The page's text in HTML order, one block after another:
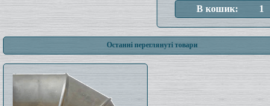
Останні переглянуті товари